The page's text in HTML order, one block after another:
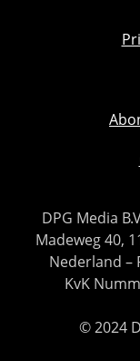
DPG Media
Madeweg 40,
Nederland –
KvK
© 2024